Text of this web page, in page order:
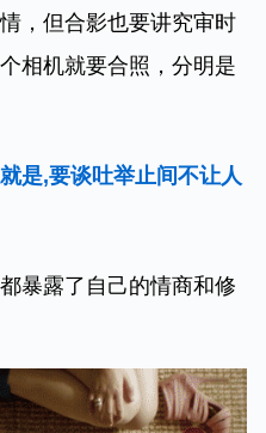
，但合影也要讲究审时
相机就要合照，分明是
是,要谈吐举止间不让人
暴露了自己的情商和修